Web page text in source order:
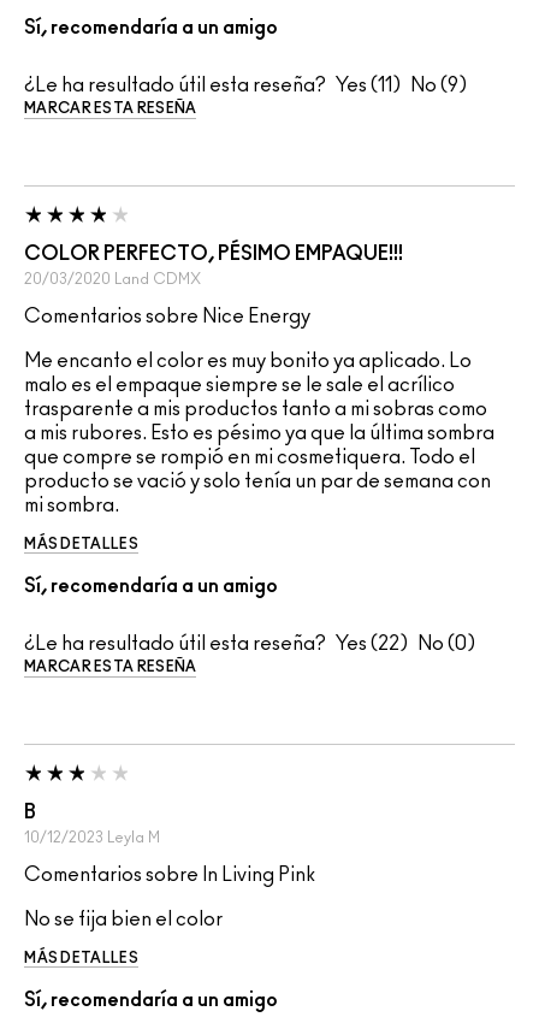
Sí, recomendaría a un amigo
¿Le ha resultado útil esta reseña? 11 9
MARCAR ESTA RESEÑA
COLOR PERFECTO, PÉSIMO EMPAQUE!!!
20/03/2020 Land CDMX
Comentarios sobre Nice Energy
Me encanto el color es muy bonito ya aplicado. Lo
malo es el empaque siempre se le sale el acrílico
trasparente a mis productos tanto a mi sobras como
a mis rubores. Esto es pésimo ya que la última sombra
que compre se rompió en mi cosmetiquera. Todo el
producto se vació y solo tenía un par de semana con
mi sombra.
MÁS DETALLES
Sí, recomendaría a un amigo
¿Le ha resultado útil esta reseña? 22 0
MARCAR ESTA RESEÑA
B
10/12/2023 Leyla M
Comentarios sobre In Living Pink
No se fija bien el color
MÁS DETALLES
Sí, recomendaría a un amigo